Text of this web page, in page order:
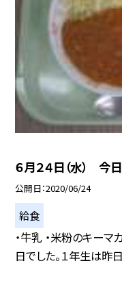
６月２４日（水） 今
公開日 2020/06/24
給食
・牛乳 ・米粉のキー
日でした。１年生は昨